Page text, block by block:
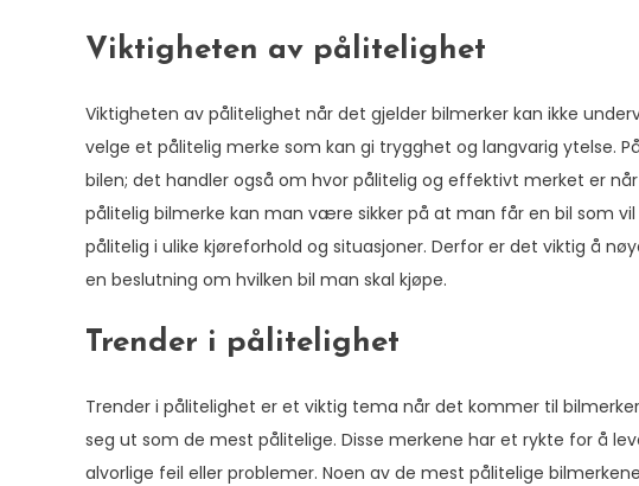
Viktigheten av pålitelighet
Viktigheten av pålitelighet når det gjelder bilmerker kan ikke
velge et pålitelig merke som kan gi trygghet og langvarig ytelse.
bilen; det handler også om hvor pålitelig og effektivt merket er
pålitelig bilmerke kan man være sikker på at man får en bil som
pålitelig i ulike kjøreforhold og situasjoner. Derfor er det viktig å
en beslutning om hvilken bil man skal kjøpe.
Trender i pålitelighet
Trender i pålitelighet er et viktig tema når det kommer til
seg ut som de mest pålitelige. Disse merkene har et rykte for å
alvorlige feil eller problemer. Noen av de mest pålitelige